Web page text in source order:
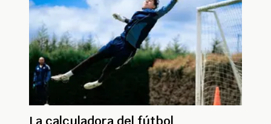
La calculadora del fútbol